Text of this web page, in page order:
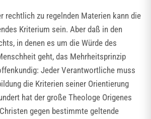
rechtlich zu regelnden Materien kann die
Kriterium sein. Aber daß in den
in denen es um die Würde des
geht, das Mehrheitsprinzip
Jeder Verantwortliche muss
die Kriterien seiner Orientierung
hat der große Theologe Origenes
gegen bestimmte geltende